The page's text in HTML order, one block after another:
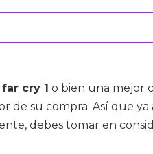
cry 1 o bien una mejor
su compra. Así que
debes tomar en